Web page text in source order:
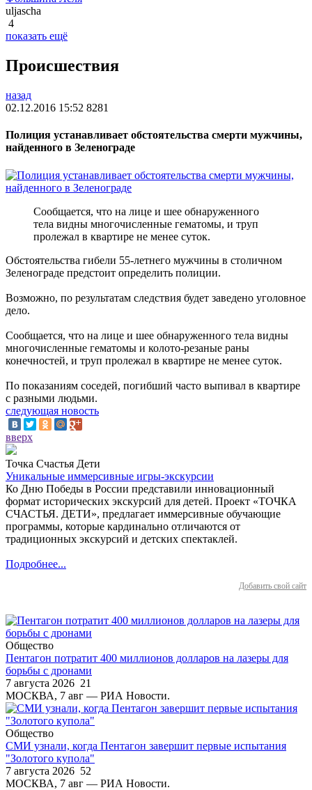
uljascha
4
показать ещё
Происшествия
назад
02.12.2016 15:52 8281
Полиция устанавливает обстоятельства смерти мужчины,
найденного в Зеленограде
Сообщается, что на лице и шее обнаруженного
тела видны многочисленные гематомы, и труп
пролежал в квартире не менее суток.
Обстоятельства гибели 55-летнего мужчины в столичном
Зеленограде предстоит определить полиции.
Возможно, по результатам следствия будет заведено уголовное
дело.
Сообщается, что на лице и шее обнаруженного тела видны
многочисленные гематомы и колото-резаные раны
конечностей, и труп пролежал в квартире не менее суток.
По показаниям соседей, погибший часто выпивал в квартире
с разными людьми.
следующая новость
вверх
Точка Счастья Дети
Уникальные иммерсивные игры-экскурсии
Ко Дню Победы в России представили инновационный
формат исторических экскурсий для детей. Проект «ТОЧКА
СЧАСТЬЯ. ДЕТИ», предлагает иммерсивные обучающие
программы, которые кардинально отличаются от
традиционных экскурсий и детских спектаклей.
Подробнее...
Добавить свой сайт
Общество
Пентагон потратит 400 миллионов долларов на лазеры для
борьбы с дронами
7 августа 2026 21
МОСКВА, 7 авг — РИА Новости.
Общество
СМИ узнали, когда Пентагон завершит первые испытания
"Золотого купола"
7 августа 2026 52
МОСКВА, 7 авг — РИА Новости.